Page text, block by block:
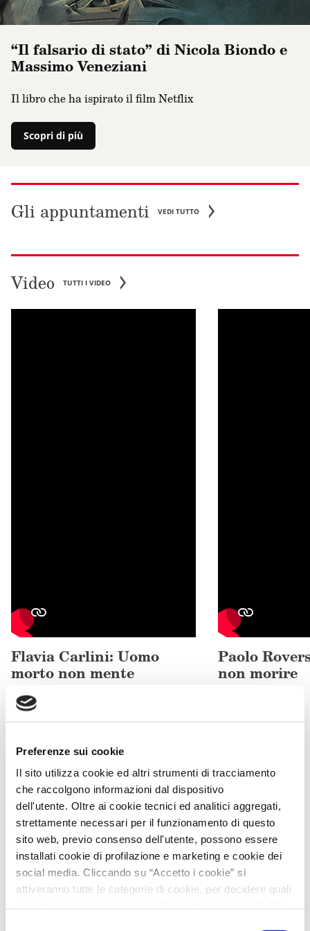
Preferenze sui cookie
Il sito utilizza cookie ed altri strumenti di tracciamento
che raccolgono informazioni dal dispositivo
dell'utente. Oltre ai cookie tecnici ed analitici aggregati,
strettamente necessari per il funzionamento di questo
sito web, previo consenso dell'utente, possono essere
installati cookie di profilazione e marketing e cookie dei
social media. Cliccando su “Accetto i cookie” si
attiveranno tutte le categorie di cookie, per decidere quali
“Il falsario di stato” di Nicola Biondo e
Massimo Veneziani
Il libro che ha ispirato il film Netflix
Scopri di più
Gli appuntamenti VEDI TUTTO
Video TUTTI I VIDEO
Flavia Carlini: Uomo
morto non mente
Paolo
non morire
Vertigine è spazio virtuale e fisico
fiction contemporanea.
Iscriviti subito al canale Substack.